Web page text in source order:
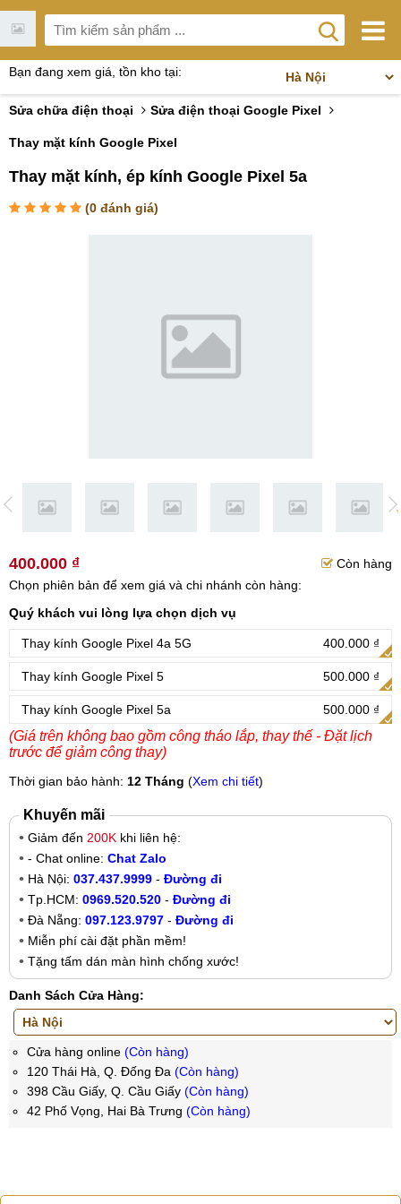
Bạn đang xem giá, tồn kho tại:
Sửa chữa điện thoại Sửa điện thoại Google Pixel
Thay mặt kính Google Pixel
Thay mặt kính, ép kính Google Pixel 5a
(0 đánh giá)
400.000 ₫
Còn hàng
Chọn phiên bản để xem giá và chi nhánh còn hàng:
Quý khách vui lòng lựa chọn dịch vụ
Thay kính Google Pixel 4a 5G 400.000 ₫
Thay kính Google Pixel 5 500.000 ₫
Thay kính Google Pixel 5a 500.000 ₫
(Giá trên không bao gồm công tháo lắp, thay thế - Đặt lịch
trước để giảm công thay)
Thời gian bảo hành: 12 Tháng (Xem chi tiết)
Khuyến mãi
Giảm đến 200K khi liên hệ:
- Chat online: Chat Zalo
Hà Nội: 037.437.9999 - Đường đi
Tp.HCM: 0969.520.520 - Đường đi
Đà Nẵng: 097.123.9797 - Đường đi
Miễn phí cài đặt phần mềm!
Tặng tấm dán màn hình chống xước!
Danh Sách Cửa Hàng:
Cửa hàng online (Còn hàng)
120 Thái Hà, Q. Đống Đa (Còn hàng)
398 Cầu Giấy, Q. Cầu Giấy (Còn hàng)
42 Phố Vọng, Hai Bà Trưng (Còn hàng)